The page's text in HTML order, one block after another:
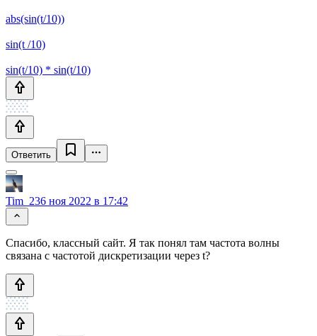
abs(sin(t/10))
sin(t /10)
sin(t/10) * sin(t/10)
Ответить
Tim_236 ноя 2022 в 17:42
Спасибо, классный сайт. Я так понял там частота волны
связана с частотой дискретизации через t?